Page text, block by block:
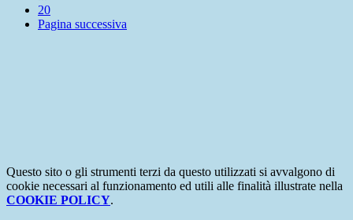
20
Pagina successiva
Questo sito o gli strumenti terzi da questo utilizzati si avvalgono di
cookie necessari al funzionamento ed utili alle finalità illustrate nella
COOKIE POLICY.